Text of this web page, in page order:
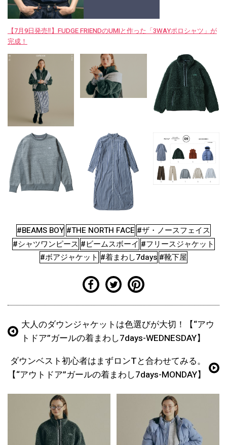
【7月9日発売‼︎】FUDGE FRIENDのUMIと作った「3WAYポロシャツ」が
完成！
#BEAMS BOY #THE NORTH FACE #ザ・ノースフェイス
#シャツワンピース #ビームスボーイ #フリースジャケット
#ボアジャケット #着まわし7days #靴下屋
大人のダウンジャケットは色選びが大切！【“アウ
トドア”ガールの着まわし7days-WEDNESDAY】
ダウンベスト初心者はまずロンTと合わせてみる。
【“アウトドア”ガールの着まわし7days-MONDAY】